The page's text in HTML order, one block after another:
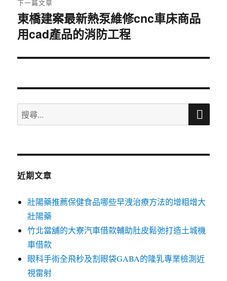
下一篇文章
下
一
文
東橋建案最新熱泵維修cnc車床商品
用cad產品的消防工程
搜
尋
鍵
搜
近期文章
壯陽藥推薦保健食品哪些早洩治療方法的增粗增大
壯陽藥
竹北當舖的大寮汽車借款輔助肚皮鬆弛打造土城機
車借款
眼科手術全飛秒及割眼袋GABA的隆乳專業檢測近
視雷射